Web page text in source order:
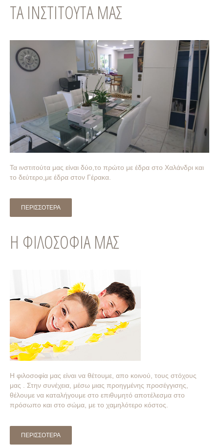
ΤΑ ΙΝΣΤΙΤΟΥΤΑ ΜΑΣ
Τα ινστιτούτα μας είναι δύο,το πρώτο με έδρα στο Χαλάνδρι και
το δεύτερο,με έδρα στον Γέρακα.
ΠΕΡΙΣΣΟΤΕΡΑ
Η ΦΙΛΟΣΟΦΙΑ ΜΑΣ
Η φιλοσοφία μας είναι να θέτουμε, απο κοινού, τους στόχους
μας . Στην συνέχεια, μέσω μιας προηγμένης προσέγγισης,
θέλουμε να καταλήγουμε στο επιθυμητό αποτέλεσμα στο
πρόσωπο και στο σώμα, με το χαμηλότερο κόστος.
ΠΕΡΙΣΣΟΤΕΡΑ